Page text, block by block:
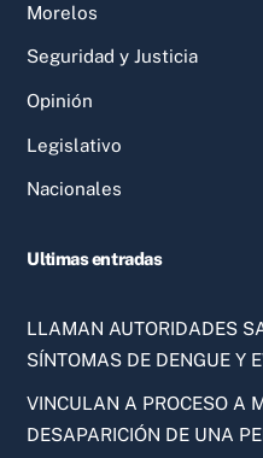
Morelos
Seguridad y Justicia
Opinión
Legislativo
Nacionales
Ultimas entradas
LLAMAN AUTORIDADES
SÍNTOMAS DE DENGUE Y
VINCULAN A PROCESO A
DESAPARICIÓN DE UNA